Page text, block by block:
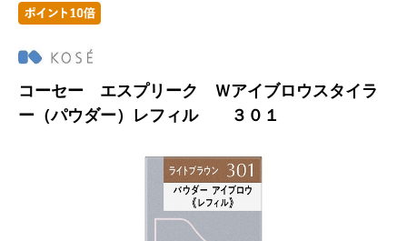
コーセー エスプリーク Ｗアイブロウスタイラ
ー（パウダー）レフィル ３０１